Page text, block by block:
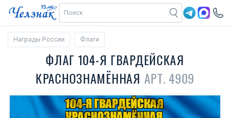
Награды России Флаги
ФЛАГ 104-Я ГВАРДЕЙСКАЯ
КРАСНОЗНАМЁННАЯ АРТ. 4909